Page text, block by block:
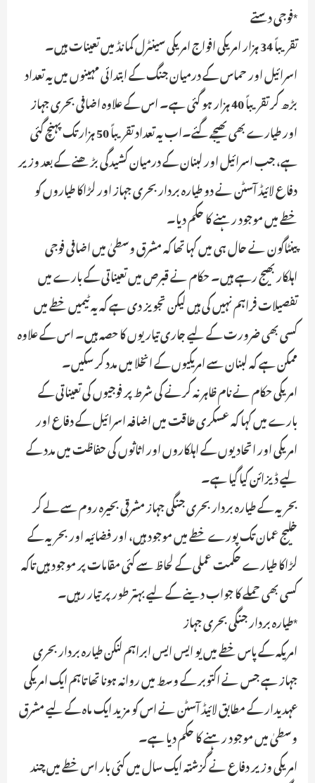
*فوجی دستے
تقریباً 34 ہزار امریکی افواج امریکی سینٹرل کمانڈ میں تعینات ہیں۔
اسرائیل اور حماس کے درمیان جنگ کے ابتدائی مہینوں میں یہ تعداد
بڑھ کر تقریباً 40 ہزار ہو گئی ہے۔ اس کے علاوہ اضافی بحری جہاز
اور طیارے بھی بھیجے گئے۔اب یہ تعداد تقریباً 50 ہزار تک پہنچ گئی
ہے، جب اسرائیل اور لبنان کے درمیان کشیدگی بڑھنے کے بعد وزیر
دفاع لائیڈ آسٹن نے دو طیارہ بردار بحری جہاز اور لڑاکا طیاروں کو
خطے میں موجود رہنے کا حکم دیا۔
پینٹاگون نے حال ہی میں کہا تھا کہ مشرق وسطیٰ میں اضافی فوجی
اہلکار بھیج رہے ہیں۔ حکام نے قبرص میں تعیناتی کے بارے میں
تفصیلات فراہم نہیں کی ہیں لیکن تجویز دی ہے کہ یہ ٹیمیں خطے میں
کسی بھی ضرورت کے لیے جاری تیاریوں کا حصہ ہیں۔ اس کے علاوہ
ممکن ہے کہ لبنان سے امریکیوں کے انخلا میں مدد کر سکیں۔
امریکی حکام نے نام ظاہر نہ کرنے کی شرط پر فوجیوں کی تعیناتی کے
بارے میں کہا کہ عسکری طاقت میں اضافہ اسرائیل کے دفاع اور
امریکی اور اتحادیوں کے اہلکاروں اور اثاثوں کی حفاظت میں مدد کے
لیے ڈیزائن کیا گیا ہے۔
بحریہ کے طیارہ بردار بحری جنگی جہاز مشرقی بحیرہ روم سے لے کر
خلیج عمان تک پورے خطے میں موجود ہیں، اور فضائیہ اور بحریہ کے
لڑاکا طیارے حکمت عملی کے لحاظ سے کئی مقامات پر موجود ہیں تاکہ
کسی بھی حملے کا جواب دینے کے لیے بہتر طور پر تیار رہیں۔
*طیارہ بردار جنگی بحری جہاز
امریکہ کے پاس خطے میں یو ایس ایس ابراہم لنکن طیارہ بردار بحری
جہاز ہے جس نے اکتوبر کے وسط میں روانہ ہونا تھا تاہم ایک امریکی
عہدیدار کے مطابق لائیڈ آسٹن نے اس کو مزید ایک ماہ کے لیے مشرق
وسطیٰ میں موجود رہنے کا حکم دیا ہے۔
امریکی وزیر دفاع نے گزشتہ ایک سال میں کئی بار اس خطے میں چند